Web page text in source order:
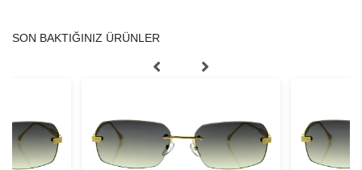
SON BAKTIĞINIZ ÜRÜNLER